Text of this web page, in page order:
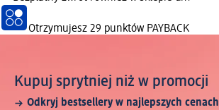
Otrzymujesz 29 punktów PAYBACK
Kupuj sprytniej niż w promocji
Odkryj bestsellery w najlepszych cenach